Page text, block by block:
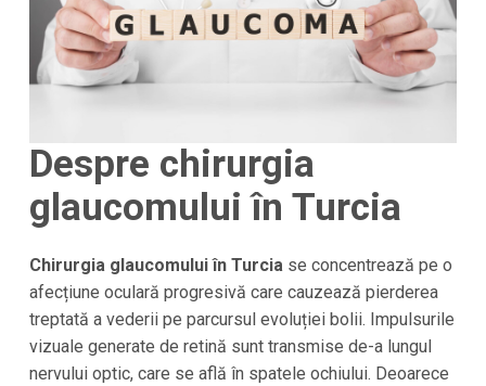
Despre chirurgia
glaucomului în Turcia
Chirurgia glaucomului în Turciase concentrează pe o
afecțiune oculară progresivă care cauzează pierderea
treptată a vederii pe parcursul evoluției bolii. Impulsurile
vizuale generate de retină sunt transmise de-a lungul
nervului optic, care se află în spatele ochiului. Deoarece